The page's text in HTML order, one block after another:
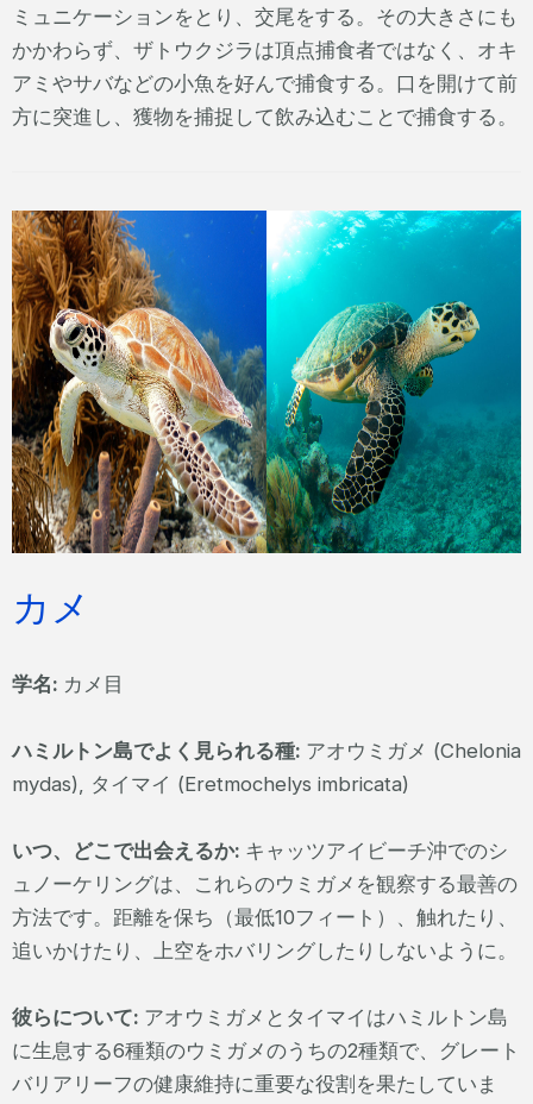
ミュニケーションをとり、交尾をする。その大きさにも
かかわらず、ザトウクジラは頂点捕食者ではなく、オキ
アミやサバなどの小魚を好んで捕食する。口を開けて前
方に突進し、獲物を捕捉して飲み込むことで捕食する。
カメ
学名: カメ目
ハミルトン島でよく見られる種: アオウミガメ (Chelonia
mydas), タイマイ (Eretmochelys imbricata)
いつ、どこで出会えるか: キャッツアイビーチ沖でのシ
ュノーケリングは、これらのウミガメを観察する最善の
方法です。距離を保ち（最低10フィート）、触れたり、
追いかけたり、上空をホバリングしたりしないように。
彼らについて: アオウミガメとタイマイはハミルトン島
に生息する6種類のウミガメのうちの2種類で、グレート
バリアリーフの健康維持に重要な役割を果たしていま